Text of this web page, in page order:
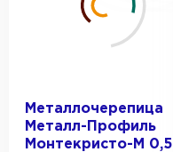
Металлочерепица
Металл-Профиль
Монтекристо-M 0,5